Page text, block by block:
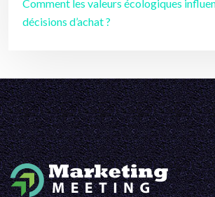
Comment les valeurs écologiques
décisions d’achat ?